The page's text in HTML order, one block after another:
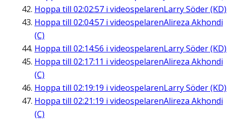
Hoppa till 02:02:57 i videospelarenLarry Söder (KD)
Hoppa till 02:04:57 i videospelarenAlireza Akhondi
(C)
Hoppa till 02:14:56 i videospelarenLarry Söder (KD)
Hoppa till 02:17:11 i videospelarenAlireza Akhondi
(C)
Hoppa till 02:19:19 i videospelarenLarry Söder (KD)
Hoppa till 02:21:19 i videospelarenAlireza Akhondi
(C)